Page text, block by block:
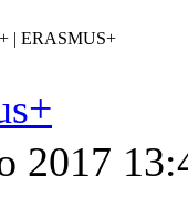
| ERASMUS+
2017